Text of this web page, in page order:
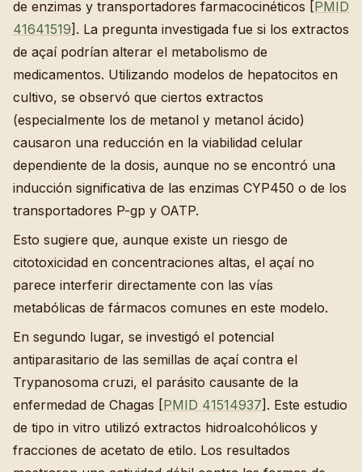
de enzimas y transportadores farmacocinéticos [PMID
41641519]. La pregunta investigada fue si los extractos
de açaí podrían alterar el metabolismo de
medicamentos. Utilizando modelos de hepatocitos en
cultivo, se observó que ciertos extractos
(especialmente los de metanol y metanol ácido)
causaron una reducción en la viabilidad celular
dependiente de la dosis, aunque no se encontró una
inducción significativa de las enzimas CYP450 o de los
transportadores P-gp y OATP.
Esto sugiere que, aunque existe un riesgo de
citotoxicidad en concentraciones altas, el açaí no
parece interferir directamente con las vías
metabólicas de fármacos comunes en este modelo.
En segundo lugar, se investigó el potencial
antiparasitario de las semillas de açaí contra el
Trypanosoma cruzi, el parásito causante de la
enfermedad de Chagas [PMID 41514937]. Este estudio
de tipo in vitro utilizó extractos hidroalcohólicos y
fracciones de acetato de etilo. Los resultados